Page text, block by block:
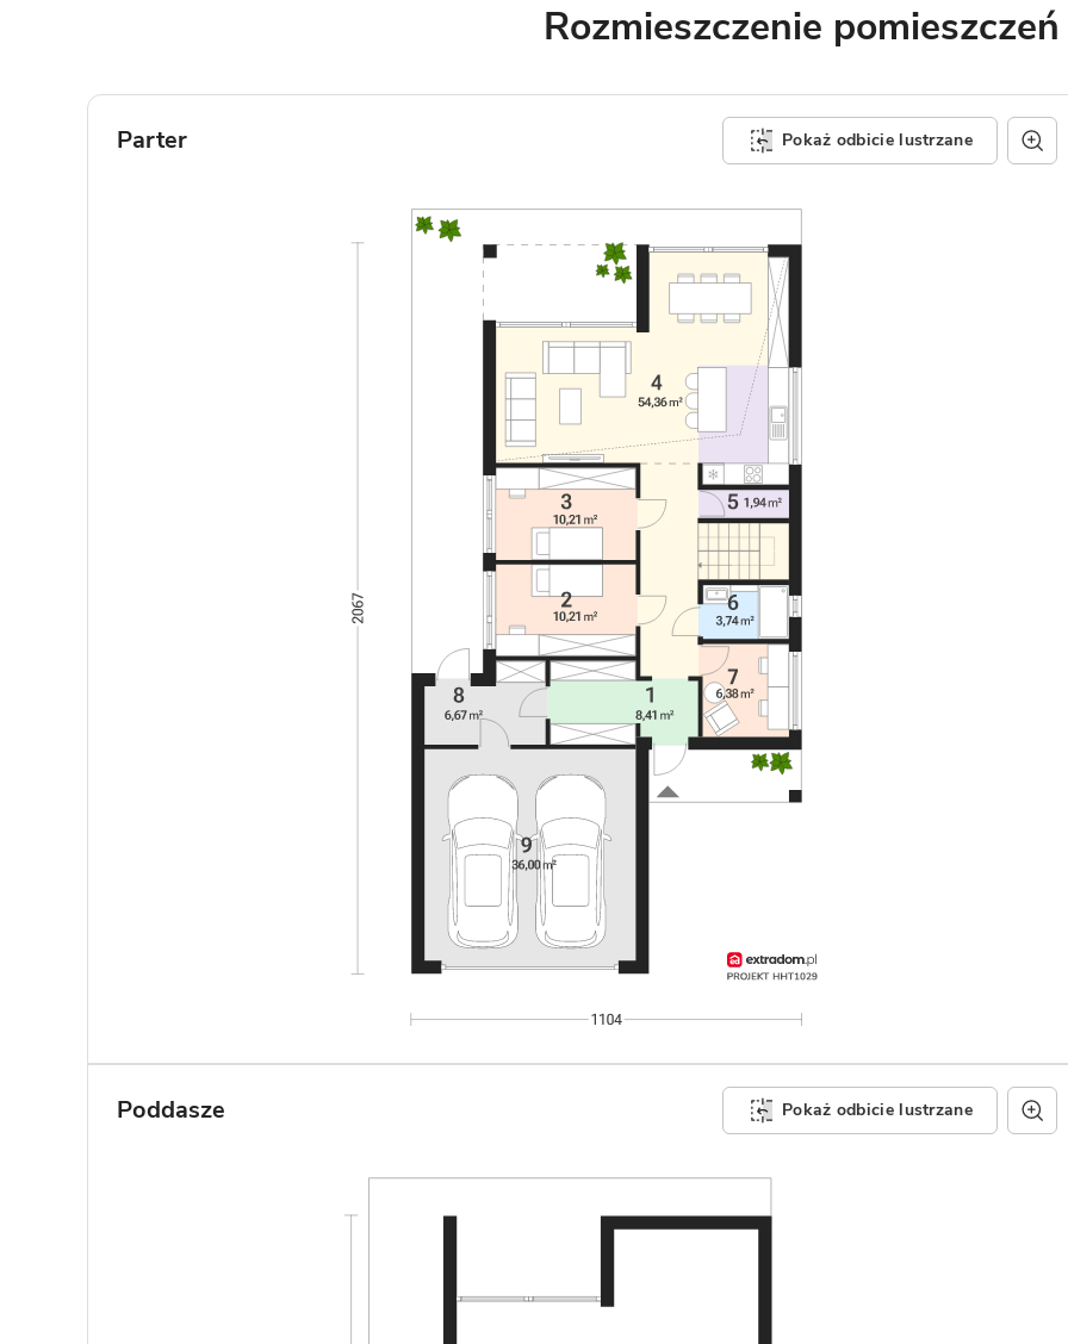
Rozmieszczenie pomieszczeń
Parter Pokaż odbicie lustrzane
Poddasze Pokaż odbicie lustrzane